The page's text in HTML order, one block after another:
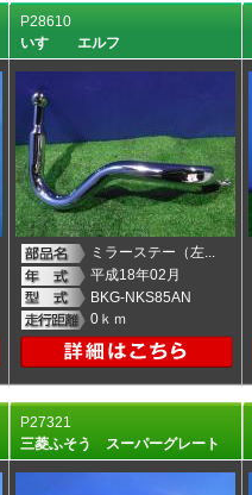
P28610
いすゞ エルフ
ミラーステー（左...
平成18年02月
BKG-NKS85AN
0ｋｍ
P27321
三菱ふそう スーパーグレート